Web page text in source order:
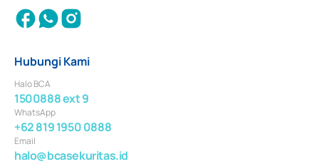
Hubungi Kami
Halo BCA
1500888 ext 9
WhatsApp
+62 819 1950 0888
Email
halo@bcasekuritas.id